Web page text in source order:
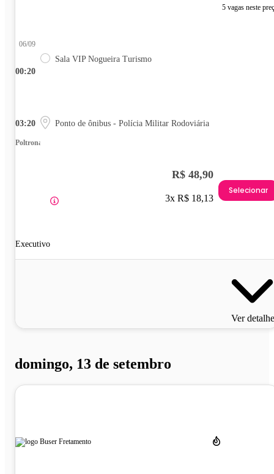
5 vagas neste
00:20
06/09
Sala VIP Nogueira Turismo
03:20 Ponto de ônibus - Polícia Militar Rodoviária
Poltrona
Executivo
R$ 48,90
3x R$ 18,13
Selecionar
Ver
domingo, 13 de setembro